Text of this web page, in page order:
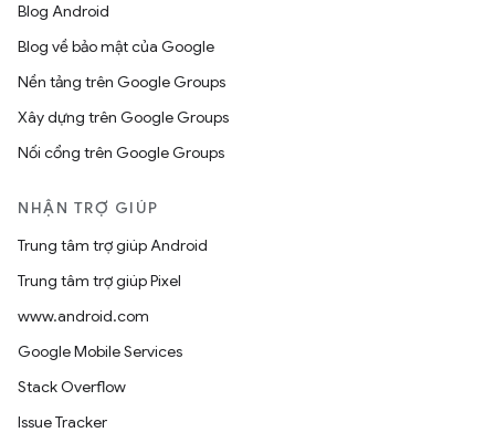
Blog Android
Blog về bảo mật của Google
Nền tảng trên Google Groups
Xây dựng trên Google Groups
Nối cổng trên Google Groups
NHẬN TRỢ GIÚP
Trung tâm trợ giúp Android
Trung tâm trợ giúp Pixel
www.android.com
Google Mobile Services
Stack Overflow
Issue Tracker